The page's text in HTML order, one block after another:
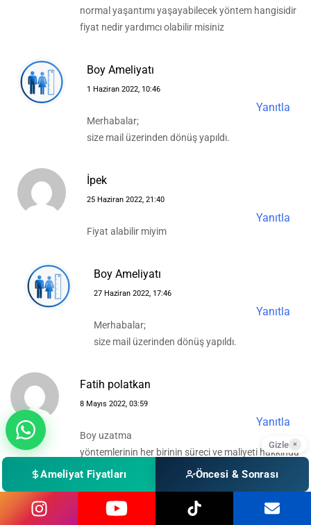
normal yaşantımı yaşayabilecek yöntem hangisidir
fiyat nedir yardımcı olabilir misiniz
Boy Ameliyatı
1 Haziran 2022, 10:46
Yanıtla
Merhabalar;
size mail üzerinden dönüş yapıldı.
İpek
25 Haziran 2022, 21:40
Yanıtla
Fiyat alabilir miyim
Boy Ameliyatı
27 Haziran 2022, 17:46
Yanıtla
Merhabalar;
size mail üzerinden dönüş yapıldı.
Fatih polatkan
8 Mayıs 2022, 03:59
Yanıtla
Boy uzatma
yöntemlerinin her birinin süreci ve maliyeti hakkında
bilgi alabilir miyim
Boy Ameliyatı
Gizle ×
Ameliyat Fiyatları Öncesi & Sonrası